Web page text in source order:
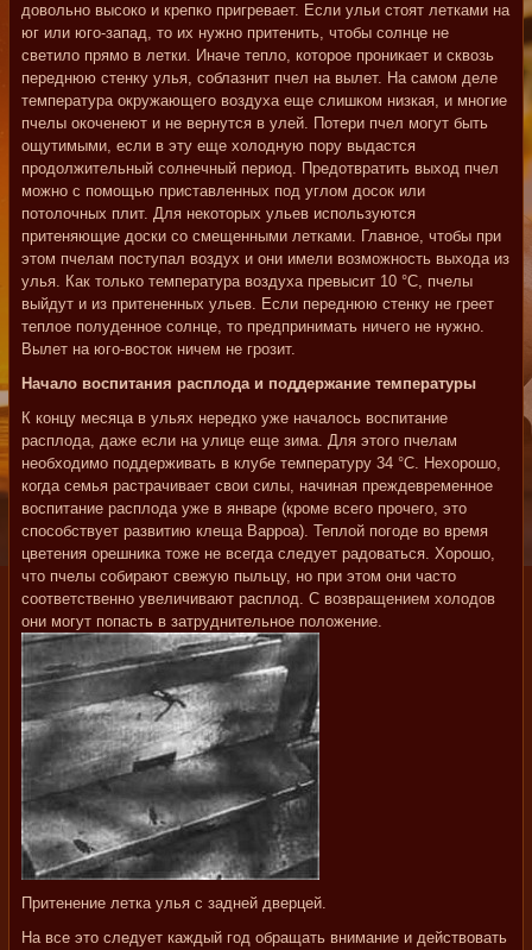
довольно высоко и крепко пригревает. Если ульи стоят летками на
юг или юго-запад, то их нужно притенить, чтобы солнце не
светило прямо в летки. Иначе тепло, которое проникает и сквозь
переднюю стенку улья, соблазнит пчел на вылет. На самом деле
температура окружающего воздуха еще слишком низкая, и многие
пчелы окоченеют и не вернутся в улей. Потери пчел могут быть
ощутимыми, если в эту еще холодную пору выдастся
продолжительный солнечный период. Предотвратить выход пчел
можно с помощью приставленных под углом досок или
потолочных плит. Для некоторых ульев используются
притеняющие доски со смещенными летками. Главное, чтобы при
этом пчелам поступал воздух и они имели возможность выхода из
улья. Как только температура воздуха превысит 10 °С, пчелы
выйдут и из притененных ульев. Если переднюю стенку не греет
теплое полуденное солнце, то предпринимать ничего не нужно.
Вылет на юго-восток ничем не грозит.
Начало воспитания расплода и поддержание температуры
К концу месяца в ульях нередко уже началось воспитание
расплода, даже если на улице еще зима. Для этого пчелам
необходимо поддерживать в клубе температуру 34 °С. Нехорошо,
когда семья растрачивает свои силы, начиная преждевременное
воспитание расплода уже в январе (кроме всего прочего, это
способствует развитию клеща Варроа). Теплой погоде во время
цветения орешника тоже не всегда следует радоваться. Хорошо,
что пчелы собирают свежую пыльцу, но при этом они часто
соответственно увеличивают расплод. С возвращением холодов
они могут попасть в затруднительное положение.
Притенение летка улья с задней дверцей.
На все это следует каждый год обращать внимание и действовать